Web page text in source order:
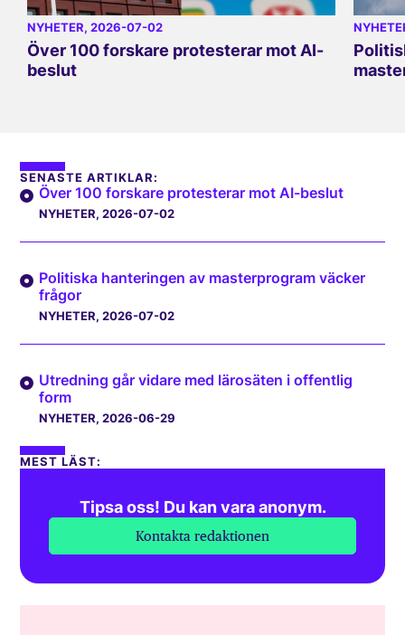
NYHETER, 2026-07-02
Över 100 forskare protesterar mot AI-
beslut
SENASTE ARTIKLAR:
Över 100 forskare protesterar mot AI-beslut
NYHETER, 2026-07-02
Politiska hanteringen av masterprogram väcker
frågor
NYHETER, 2026-07-02
Utredning går vidare med lärosäten i offentlig
form
NYHETER, 2026-06-29
MEST LÄST:
Tipsa oss! Du kan vara anonym.
Kontakta redaktionen